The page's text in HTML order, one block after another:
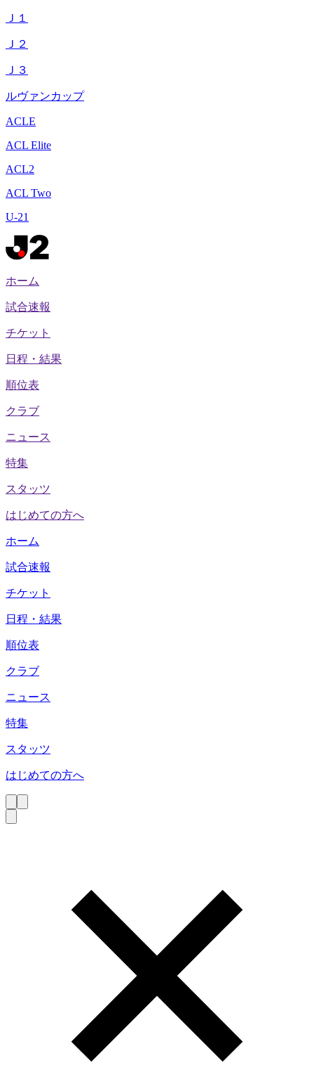
Ｊ１
Ｊ２
Ｊ３
ルヴァンカップ
ACLE
ACL Elite
ACL2
ACL Two
U-21
ホーム
試合速報
チケット
日程・結果
順位表
クラブ
ニュース
特集
スタッツ
はじめての方へ
ホーム
試合速報
チケット
日程・結果
順位表
クラブ
ニュース
特集
スタッツ
はじめての方へ